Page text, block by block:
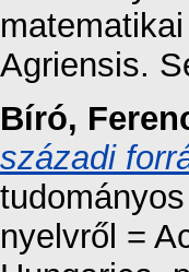
Agriensis.
Bíró,
századi
nyelvről =